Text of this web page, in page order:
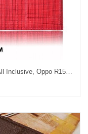
Oppo R15 Pro Hoesje Leren Etui Anti-fall All Inclusive, Oppo R15 Pro Hoesje Bescherming Patroon Braun